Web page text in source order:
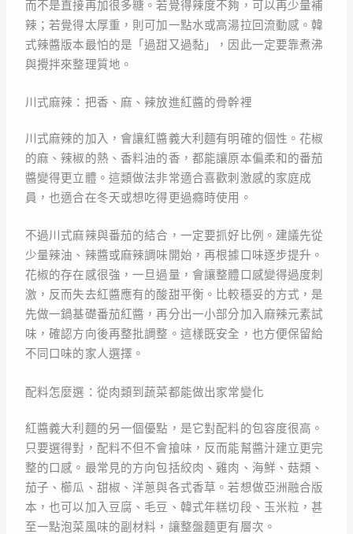
而不是直接再加很多糖。若覺得辣度不夠，可以再少量補
辣；若覺得太厚重，則可加一點水或高湯拉回流動感。韓
式辣醬版本最怕的是「過甜又過黏」，因此一定要靠煮沸
與攪拌來整理質地。
川式麻辣：把香、麻、辣放進紅醬的骨幹裡
川式麻辣的加入，會讓紅醬義大利麵有明確的個性。花椒
的麻、辣椒的熱、香料油的香，都能讓原本偏柔和的番茄
醬變得更立體。這類做法非常適合喜歡刺激感的家庭成
員，也適合在冬天或想吃得更過癮時使用。
不過川式麻辣與番茄的結合，一定要抓好比例。建議先從
少量辣油、辣醬或麻辣調味開始，再根據口味逐步提升。
花椒的存在感很強，一旦過量，會讓整體口感變得過度刺
激，反而失去紅醬應有的酸甜平衡。比較穩妥的方式，是
先做一鍋基礎番茄紅醬，再分出一小部分加入麻辣元素試
味，確認方向後再整批調整。這樣既安全，也方便保留給
不同口味的家人選擇。
配料怎麼選：從肉類到蔬菜都能做出家常變化
紅醬義大利麵的另一個優點，是它對配料的包容度很高。
只要選得對，配料不但不會搶味，反而能幫醬汁建立更完
整的口感。最常見的方向包括絞肉、雞肉、海鮮、菇類、
茄子、櫛瓜、甜椒、洋蔥與各式香草。若想做亞洲融合版
本，也可以加入豆腐、毛豆、韓式年糕切段、玉米粒，甚
至一點泡菜風味的副材料，讓整盤麵更有層次。